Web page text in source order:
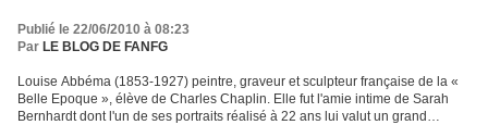
Publié le 22/06/2010 à 08:23
Par LE BLOG DE FANFG
Louise Abbéma (1853-1927) peintre, graveur et sculpteur française de la «
Belle Epoque », élève de Charles Chaplin. Elle fut l'amie intime de Sarah
Bernhardt dont l'un de ses portraits réalisé à 22 ans lui valut un grand